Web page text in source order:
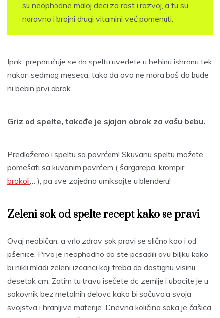
su neophodne maloj deci za rast i razvoj, a tu su
naravno i brojni drugi vitamini već pomenuti.
Ipak, preporučuje se da speltu uvedete u bebinu ishranu tek
nakon sedmog meseca, tako da ovo ne mora baš da bude
ni bebin prvi obrok .
Griz od spelte, takođe je sjajan obrok za vašu bebu.
Predlažemo i speltu sa povrćem! Skuvanu speltu možete
pomešati sa kuvanim povrćem ( šargarepa, krompir,
brokoli… ), pa sve zajedno umiksajte u blenderu!
Zeleni sok od spelte recept kako se pravi
Ovaj neobičan, a vrlo zdrav sok pravi se slično kao i od
pšenice. Prvo je neophodno da ste posadili ovu biljku kako
bi nikli mladi zeleni izdanci koji treba da dostignu visinu
desetak cm. Zatim tu travu isečete do zemlje i ubacite je u
sokovnik bez metalnih delova kako bi sačuvala svoja
svojstva i hranljive materije. Dnevna količina soka je čašica